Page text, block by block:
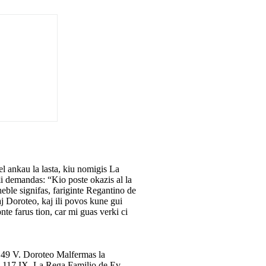
ankau la lasta, kiu nomigis La
“Kio poste okazis al la
signifas, fariginte Regantino de
Doroteo, kaj ili povos kune gui
farus tion, car mi guas verki ci
V. Doroteo Malfermas la